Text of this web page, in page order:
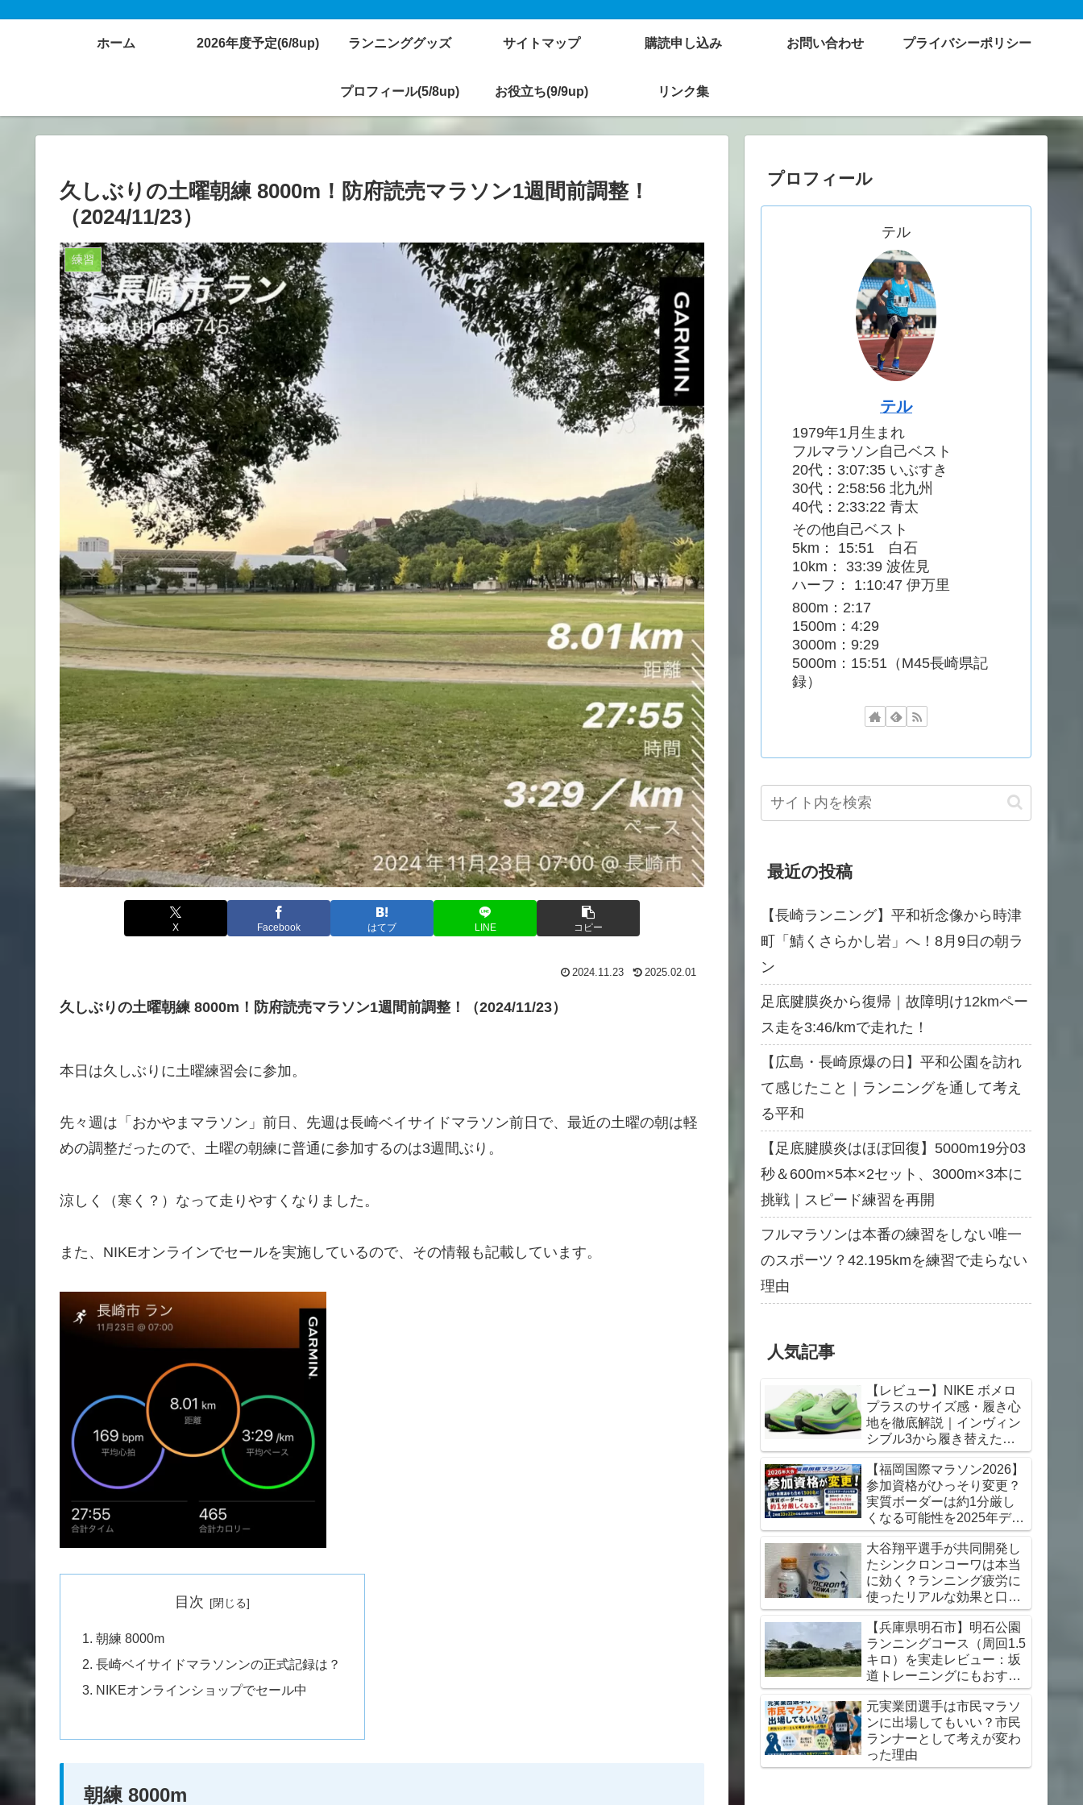
ホーム 2026年度予定(6/8up) ランニンググッズ サイトマップ 購読申し込み お問い合わせ プライバシーポリシー
プロフィール(5/8up) お役立ち(9/9up) リンク集
久しぶりの土曜朝練 8000m！防府読売マラソン1週間前調整！
（2024/11/23）
練習
X Facebook はてブ LINE コピー
2024.11.23 2025.02.01
久しぶりの土曜朝練 8000m！防府読売マラソン1週間前調整！（2024/11/23）
本日は久しぶりに土曜練習会に参加。
先々週は「おかやまマラソン」前日、先週は長崎ベイサイドマラソン前日で、最近の土曜の朝は軽
めの調整だったので、土曜の朝練に普通に参加するのは3週間ぶり。
涼しく（寒く？）なって走りやすくなりました。
また、NIKEオンラインでセールを実施しているので、その情報も記載しています。
目次
朝練 8000m
長崎ベイサイドマラソンンの正式記録は？
NIKEオンラインショップでセール中
朝練 8000m
プロフィール
テル
テル
1979年1月生まれ
フルマラソン自己ベスト
20代：3:07:35 いぶすき
30代：2:58:56 北九州
40代：2:33:22 青太
その他自己ベスト
5km： 15:51 白石
10km： 33:39 波佐見
ハーフ： 1:10:47 伊万里
800m：2:17
1500m：4:29
3000m：9:29
5000m：15:51（M45長崎県記
録）
最近の投稿
【長崎ランニング】平和祈念像から時津
町「鯖くさらかし岩」へ！8月9日の朝ラ
ン
足底腱膜炎から復帰｜故障明け12kmペー
ス走を3:46/kmで走れた！
【広島・長崎原爆の日】平和公園を訪れ
て感じたこと｜ランニングを通して考え
る平和
【足底腱膜炎はほぼ回復】5000m19分03
秒＆600m×5本×2セット、3000m×3本に
挑戦｜スピード練習を再開
フルマラソンは本番の練習をしない唯一
のスポーツ？42.195kmを練習で走らない
理由
人気記事
【レビュー】NIKE ボメロ
プラスのサイズ感・履き心
地を徹底解説｜インヴィン
シブル3から履き替えた感
想【初心者にもおすすめ】
【福岡国際マラソン2026】
参加資格がひっそり変更？
実質ボーダーは約1分厳し
くなる可能性を2025年デー
タから考察
大谷翔平選手が共同開発し
たシンクロンコーワは本当
に効く？ランニング疲労に
使ったリアルな効果と口コ
ミレビュー
【兵庫県明石市】明石公園
ランニングコース（周回1.5
キロ）を実走レビュー：坂
道トレーニングにもおすす
め
元実業団選手は市民マラソ
ンに出場してもいい？市民
ランナーとして考えが変わ
った理由